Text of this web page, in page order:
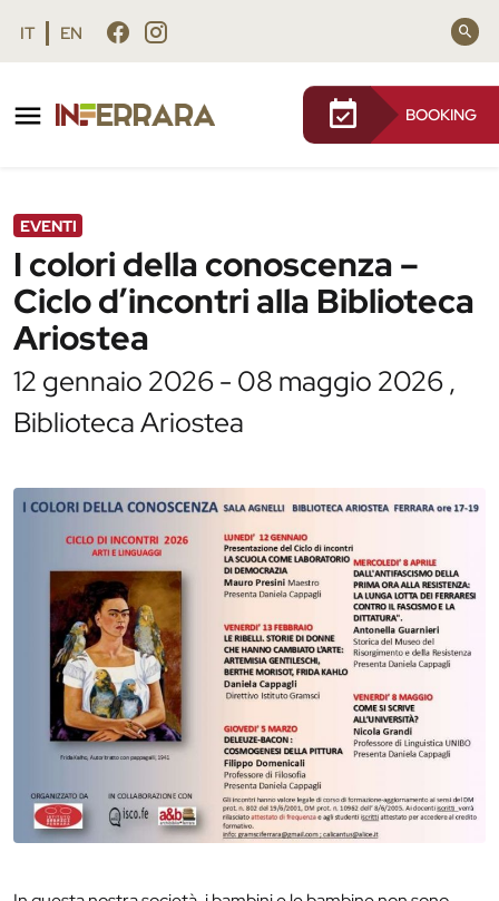
Vai al contenuto principale
Vai al footer
IT EN
BOOKING
I colori della conoscenza – Ciclo d’incontri
EVENTI
I colori della conoscenza –
Ciclo d’incontri alla Biblioteca
Ariostea
12 gennaio 2026 - 08 maggio 2026 ,
Biblioteca Ariostea